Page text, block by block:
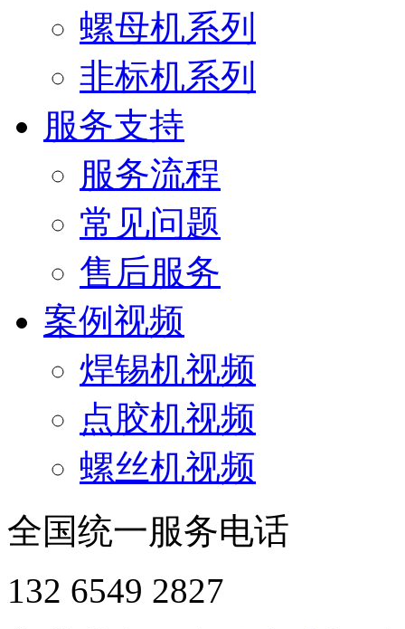
螺母机系列
非标机系列
服务支持
服务流程
常见问题
售后服务
案例视频
焊锡机视频
点胶机视频
螺丝机视频
全国统一服务电话
132 6549 2827